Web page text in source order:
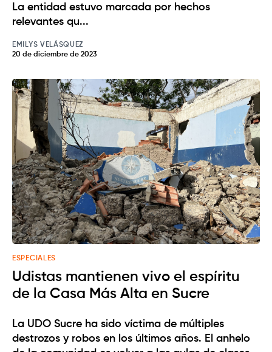
La entidad estuvo marcada por hechos
relevantes qu...
EMILYS VELÁSQUEZ
20 de diciembre de 2023
ESPECIALES
Udistas mantienen vivo el espíritu
de la Casa Más Alta en Sucre
La UDO Sucre ha sido víctima de múltiples
destrozos y robos en los últimos años. El anhelo